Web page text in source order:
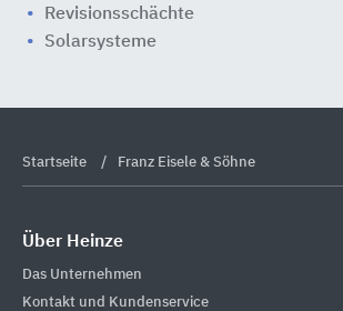
Revisionsschächte
Solarsysteme
Startseite Franz Eisele & Söhne
Über Heinze
Das Unternehmen
Kontakt und Kundenservice